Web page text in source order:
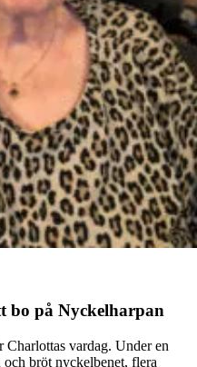
bo på Nyckelharpan
vardag. Under en
och bröt nyckelbenet, flera